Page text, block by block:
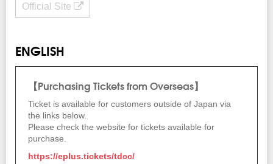
Official Site
ENGLISH
【Purchasing Tickets from Overseas】
Ticket is available for customers outside of Japan via
the links below.
Please check the website for tickets available for
purchase.
https://eplus.tickets/tdcc/